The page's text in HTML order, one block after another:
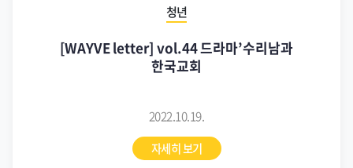
청년
[WAYVE letter] vol.44 드라마’수리남과
한국교회
2022.10.19.
자세히 보기